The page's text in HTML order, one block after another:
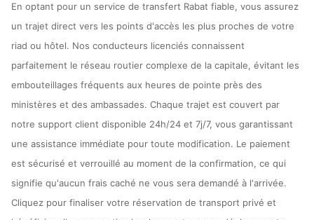
En optant pour un service de transfert Rabat fiable, vous assurez
un trajet direct vers les points d'accès les plus proches de votre
riad ou hôtel. Nos conducteurs licenciés connaissent
parfaitement le réseau routier complexe de la capitale, évitant les
embouteillages fréquents aux heures de pointe près des
ministères et des ambassades. Chaque trajet est couvert par
notre support client disponible 24h/24 et 7j/7, vous garantissant
une assistance immédiate pour toute modification. Le paiement
est sécurisé et verrouillé au moment de la confirmation, ce qui
signifie qu'aucun frais caché ne vous sera demandé à l'arrivée.
Cliquez pour finaliser votre réservation de transport privé et